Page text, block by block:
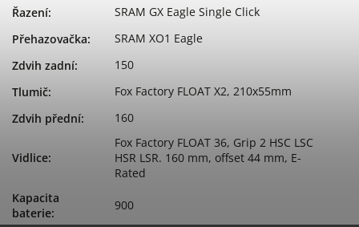
Řazení:
SRAM GX Eagle Single Click
Přehazovačka:
SRAM XO1 Eagle
Zdvih zadní:
150
Tlumič:
Fox Factory FLOAT X2, 210x55mm
Zdvih přední: 160
Vidlice:
Fox Factory FLOAT 36, Grip 2 HSC LSC
HSR LSR. 160 mm, offset 44 mm, E-
Rated
Kapacita
baterie:
900